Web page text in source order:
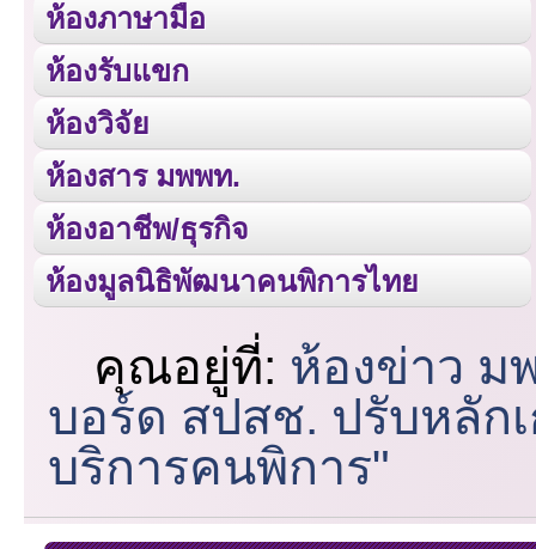
ห้องภาษามือ
ห้องรับแขก
ห้องวิจัย
ห้องสาร มพพท.
ห้องอาชีพ/ธุรกิจ
ห้องมูลนิธิพัฒนาคนพิการไทย
คุณอยู่ที่: ห้องข่าว ม
บอร์ด สปสช. ปรับหลั
บริการคนพิการ"